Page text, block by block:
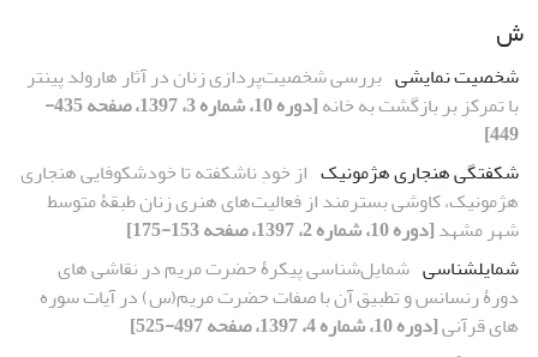
ش
شخصیت نمایشی بررسی شخصیت‌پردازی زنان در آثار هارولد پینتر
با تمرکز بر بازگشت به خانه
[دوره 10، شماره 3، 1397، صفحه 435-
449]
شکفتگی هنجاری هژمونیک از خودِ ناشکفته تا خودشکوفایی هنجاری
هژمونیک، کاوشی بسترمند از فعالیت‌های هنری زنان طبقۀ متوسط
شهر مشهد[دوره 10، شماره 2، 1397، صفحه 153-175]
شمایل‏شناسی شمایل‌شناسی پیکرۀ حضرت مریم در نقاشی‏ های
دورۀ رنسانس و تطبیق آن با صفات حضرت مریم(س) در آیات سوره‏
های قرآنی[دوره 10، شماره 4، 1397، صفحه 497-525]